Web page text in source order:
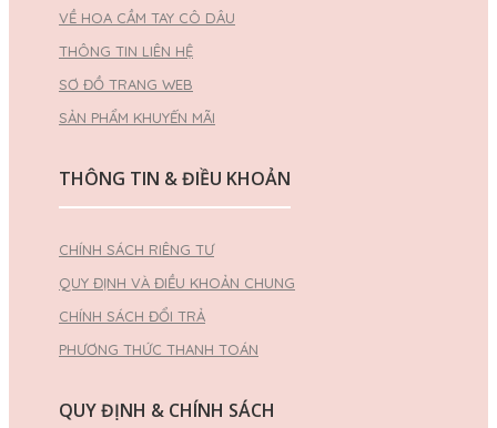
VỀ HOA CẦM TAY CÔ DÂU
THÔNG TIN LIÊN HỆ
SƠ ĐỒ TRANG WEB
SẢN PHẨM KHUYẾN MÃI
THÔNG TIN & ĐIỀU KHOẢN
CHÍNH SÁCH RIÊNG TƯ
QUY ĐỊNH VÀ ĐIỀU KHOẢN CHUNG
CHÍNH SÁCH ĐỔI TRẢ
PHƯƠNG THỨC THANH TOÁN
QUY ĐỊNH & CHÍNH SÁCH